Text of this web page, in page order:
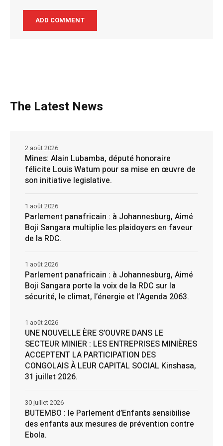
The Latest News
Mines: Alain Lubamba, député honoraire
félicite Louis Watum pour sa mise en œuvre de
son initiative legislative.
2 août 2026
Parlement panafricain : à Johannesburg, Aimé
Boji Sangara multiplie les plaidoyers en faveur
de la RDC.
1 août 2026
Parlement panafricain : à Johannesburg, Aimé
Boji Sangara porte la voix de la RDC sur la
sécurité, le climat, l’énergie et l’Agenda 2063.
1 août 2026
UNE NOUVELLE ÈRE S’OUVRE DANS LE
SECTEUR MINIER : LES ENTREPRISES MINIÈRES
ACCEPTENT LA PARTICIPATION DES
CONGOLAIS À LEUR CAPITAL SOCIAL Kinshasa,
31 juillet 2026.
1 août 2026
BUTEMBO : le Parlement d’Enfants sensibilise
des enfants aux mesures de prévention contre
Ebola.
30 juillet 2026